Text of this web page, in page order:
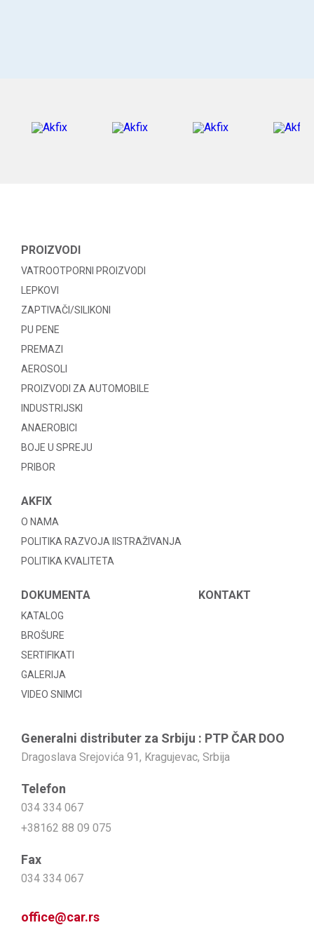
PROIZVODI
VATROOTPORNI PROIZVODI
LEPKOVI
ZAPTIVAČI/SILIKONI
PU PENE
PREMAZI
AEROSOLI
PROIZVODI ZA AUTOMOBILE
INDUSTRIJSKI
ANAEROBICI
BOJE U SPREJU
PRIBOR
AKFIX
O NAMA
POLITIKA RAZVOJA IISTRAŽIVANJA
POLITIKA KVALITETA
DOKUMENTA
KATALOG
BROŠURE
SERTIFIKATI
GALERIJA
VIDEO SNIMCI
KONTAKT
Generalni distributer za Srbiju : PTP ČAR DOO
Dragoslava Srejovića 91, Kragujevac, Srbija
Telefon
034 334 067
+38162 88 09 075
Fax
034 334 067
office@car.rs